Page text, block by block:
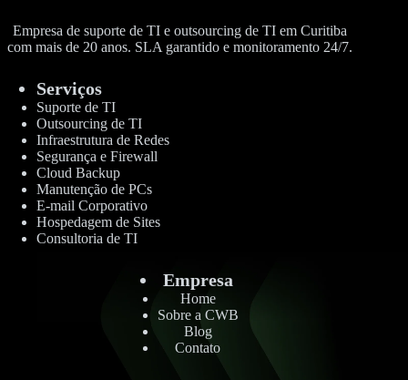
Empresa de suporte de TI e outsourcing de TI em Curitiba
com mais de 20 anos. SLA garantido e monitoramento 24/7.
Serviços
Suporte de TI
Outsourcing de TI
Infraestrutura de Redes
Segurança e Firewall
Cloud Backup
Manutenção de PCs
E-mail Corporativo
Hospedagem de Sites
Consultoria de TI
Empresa
Home
Sobre a CWB
Blog
Contato